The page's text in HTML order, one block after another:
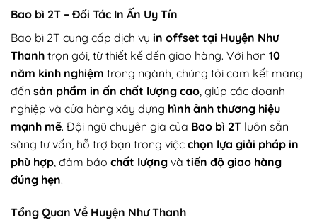
Bao bì 2T – Đối Tác In Ấn Uy Tín
Bao bì 2T cung cấp dịch vụ in offset tại Huyện Như
Thanh trọn gói, từ thiết kế đến giao hàng. Với hơn 10
năm kinh nghiệm trong ngành, chúng tôi cam kết mang
đến sản phẩm in ấn chất lượng cao, giúp các doanh
nghiệp và cửa hàng xây dựng hình ảnh thương hiệu
mạnh mẽ. Đội ngũ chuyên gia của Bao bì 2T luôn sẵn
sàng tư vấn, hỗ trợ bạn trong việc chọn lựa giải pháp in
phù hợp, đảm bảo chất lượng và tiến độ giao hàng
đúng hẹn.
Tổng Quan Về Huyện Như Thanh